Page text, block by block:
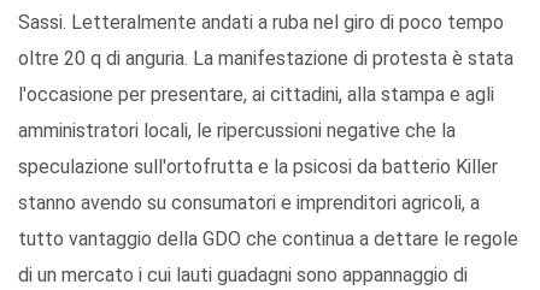
Sassi. Letteralmente andati a ruba nel giro di poco tempo
oltre 20 q di anguria. La manifestazione di protesta è stata
l'occasione per presentare, ai cittadini, alla stampa e agli
amministratori locali, le ripercussioni negative che la
speculazione sull'ortofrutta e la psicosi da batterio Killer
stanno avendo su consumatori e imprenditori agricoli, a
tutto vantaggio della GDO che continua a dettare le regole
di un mercato i cui lauti guadagni sono appannaggio di